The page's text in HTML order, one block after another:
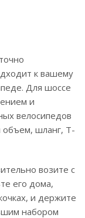
к вашему
Для шоссе
и
велосипедов
шланг, Т-
возите с
его дома,
и держите
набором